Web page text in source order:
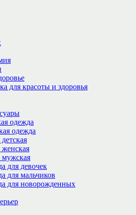
для красоты и здоровья
одежда
одежда
мужская
для девочек
для мальчиков
для новорожденных